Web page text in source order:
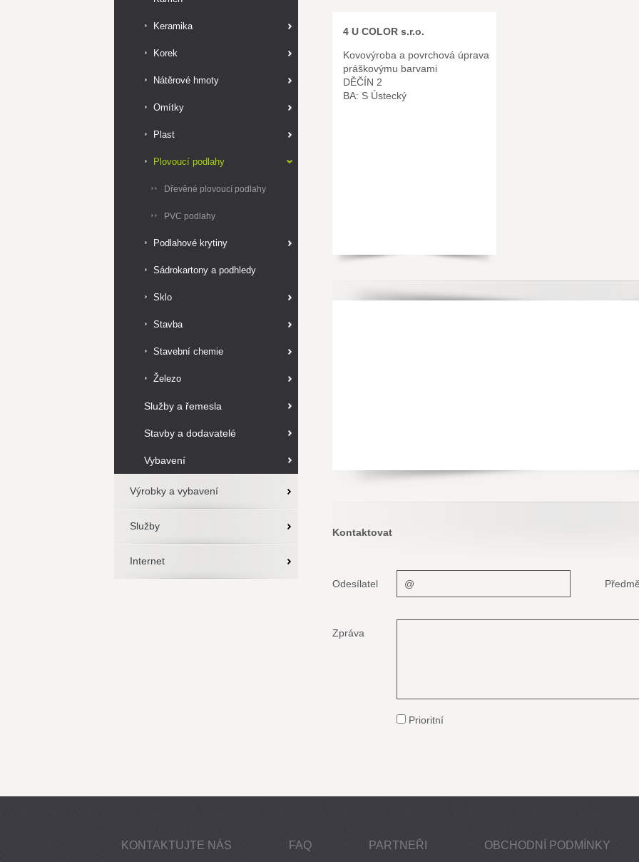
Keramika
Korek
Nátěrové hmoty
Omítky
Plast
Plovoucí podlahy
Dřevěné plovoucí podlahy
PVC podlahy
Podlahové krytiny
Sádrokartony a podhledy
Sklo
Stavba
Stavební chemie
Železo
Služby a řemesla
Stavby a dodavatelé
Vybavení
Výrobky a vybavení
Služby
Internet
4 U COLOR s.r.o.
Kovovýroba a povrchová úprava
práškovýmu barvami
DĚČÍN 2
BA: S Ústecký
Kontaktovat
Odesílatel
Zpráva
Prioritní
KONTAKTUJTE NÁS FAQ PARTNEŘI OBCHODNÍ PODMÍNKY